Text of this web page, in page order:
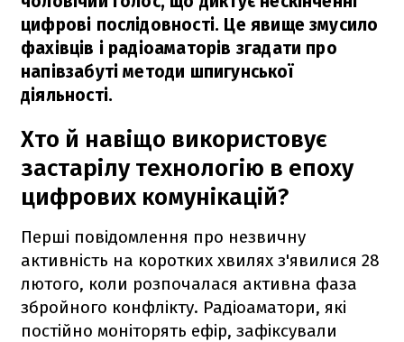
цифрові послідовності. Це явище змусило
фахівців і радіоаматорів згадати про
напівзабуті методи шпигунської
діяльності.
Хто й навіщо використовує
застарілу технологію в епоху
цифрових комунікацій?
Перші повідомлення про незвичну
активність на коротких хвилях з'явилися 28
лютого, коли розпочалася активна фаза
збройного конфлікту. Радіоаматори, які
постійно моніторять ефір, зафіксували